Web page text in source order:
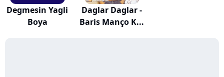
Degmesin Yagli
Boya
Daglar Daglar -
Baris Manço K...